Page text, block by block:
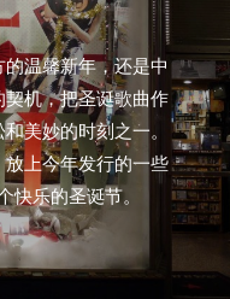
温馨新年，还是中
机，把圣诞歌曲作
美妙的时刻之一。
上今年发行的一些
乐的圣诞节。